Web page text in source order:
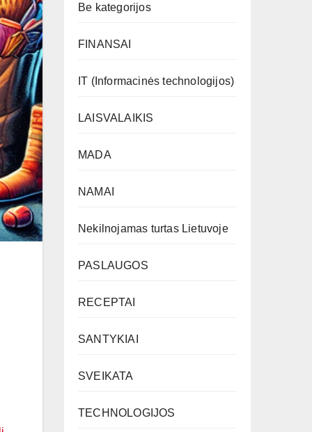
Be kategorijos
FINANSAI
IT (Informacinės technologijos)
LAISVALAIKIS
MADA
NAMAI
Nekilnojamas turtas Lietuvoje
PASLAUGOS
RECEPTAI
SANTYKIAI
SVEIKATA
TECHNOLOGIJOS